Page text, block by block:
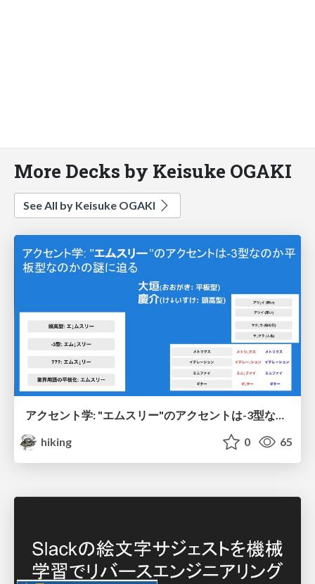
More Decks by Keisuke OGAKI
See All by Keisuke OGAKI
アクセント学: "エムスリー"のアクセントは-3型なのか平板型なのかの謎に迫る
hiking
0 65